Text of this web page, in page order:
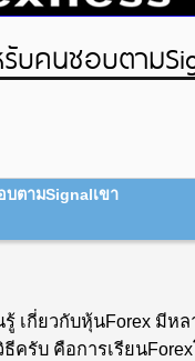
บคนชอบตาม
บตามSignalเขา
รู้ เกี่ยวกับหุ้นForex มี
รับ คือการเรียน